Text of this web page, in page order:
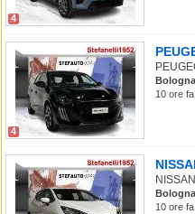
4
4
Bologna
10 ore
Bologna
10 ore